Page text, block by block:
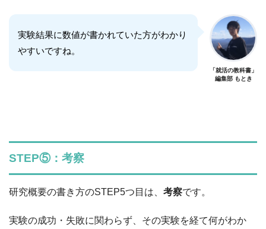
実験結果に数値が書かれていた方がわかり
やすいですね。
「就活の教科書」
編集部 もとき
STEP⑤：考察
研究概要の書き方のSTEP5つ目は、 考察です。
実験の成功・失敗に関わらず、その実験を経て何がわか